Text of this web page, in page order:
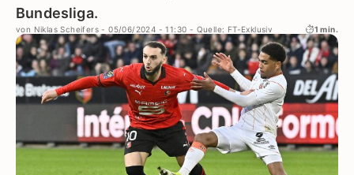
Bundesliga.
von Niklas Scheifers - 05/06/2024 - 11:30 - Quelle: FT-Exklusiv 1 min.